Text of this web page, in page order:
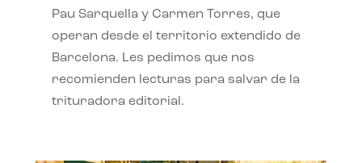
Pau Sarquella y Carmen Torres, que
operan desde el territorio extendido de
Barcelona. Les pedimos que nos
recomienden lecturas para salvar de la
trituradora editorial.